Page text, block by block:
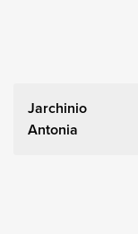
Jarchinio
Antonia